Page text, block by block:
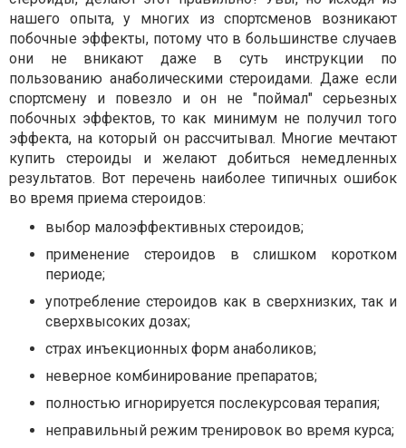
нашего опыта, у многих из спортсменов возникают
побочные эффекты, потому что в большинстве случаев
они не вникают даже в суть инструкции по
пользованию анаболическими стероидами. Даже если
спортсмену и повезло и он не "поймал" серьезных
побочных эффектов, то как минимум не получил того
эффекта, на который он рассчитывал. Многие мечтают
купить стероиды и желают добиться немедленных
результатов. Вот перечень наиболее типичных ошибок
во время приема стероидов:
выбор малоэффективных стероидов;
применение стероидов в слишком коротком
периоде;
употребление стероидов как в сверхнизких, так и
сверхвысоких дозах;
страх инъекционных форм анаболиков;
неверное комбинирование препаратов;
полностью игнорируется послекурсовая терапия;
неправильный режим тренировок во время курса;